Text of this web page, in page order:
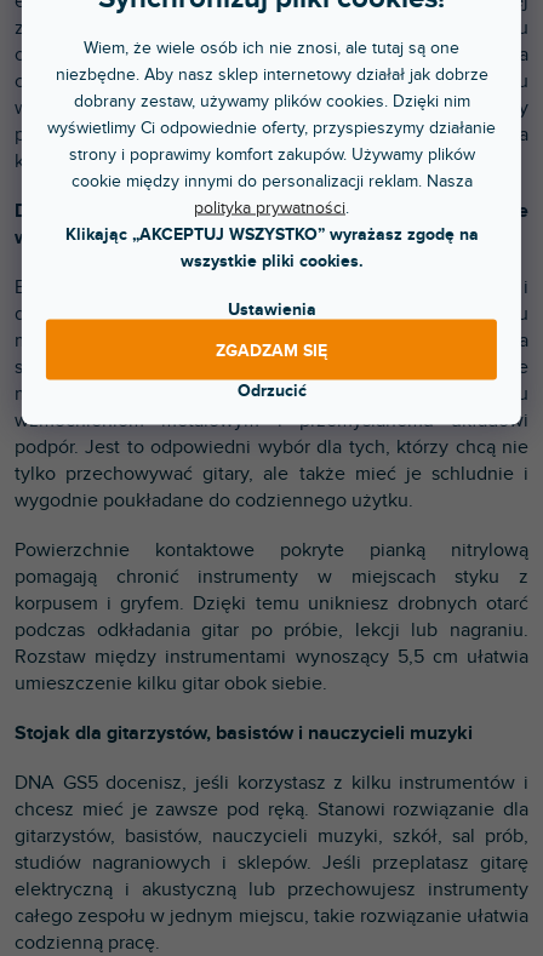
Wiem, że wiele osób ich nie znosi, ale tutaj są one
niezbędne. Aby nasz sklep internetowy działał jak dobrze
dobrany zestaw, używamy plików cookies. Dzięki nim
wyświetlimy Ci odpowiednie oferty, przyspieszymy działanie
strony i poprawimy komfort zakupów. Używamy plików
cookie między innymi do personalizacji reklam. Nasza
polityka prywatności.
Klikając „AKCEPTUJ WSZYSTKO” wyrażasz zgodę na
wszystkie pliki cookies.
Ustawienia
Odrzucić
ZGADZAM SIĘ
zorganizować przestrzeń, ponieważ zamiast kilku
oddzielnych stojaków zyskasz jedno stabilne miejsce dla
całego zestawu instrumentów. Podczas próby zespołu
wystarczy sięgnąć po wybraną gitarę, podczas gdy
pozostałe stoją prosto, bez chaosu i ryzyka uszkodzenia
korpusów o otaczające przedmioty.
Drewniany stojak, który chroni instrumenty i dobrze
wygląda w każdej przestrzeni
Bukowa konstrukcja nadaje stojakowi estetyczny wygląd i
dobrze komponuje się z instrumentami w studiu, pokoju
muzycznym lub sali prób. Naturalne wykończenie drewna
sprawia, że wygląda ono cieplej niż typowe konstrukcje
metalowe, a całość zachowuje stabilność dzięki czemu
wzmocnieniom metalowym i przemyślanemu układowi
podpór. Jest to odpowiedni wybór dla tych, którzy chcą nie
tylko przechowywać gitary, ale także mieć je schludnie i
wygodnie poukładane do codziennego użytku.
Powierzchnie kontaktowe pokryte pianką nitrylową
pomagają chronić instrumenty w miejscach styku z
korpusem i gryfem. Dzięki temu unikniesz drobnych otarć
podczas odkładania gitar po próbie, lekcji lub nagraniu.
Rozstaw między instrumentami wynoszący 5,5 cm ułatwia
umieszczenie kilku gitar obok siebie.
Stojak dla gitarzystów, basistów i nauczycieli muzyki
DNA GS5 docenisz, jeśli korzystasz z kilku instrumentów i
chcesz mieć je zawsze pod ręką. Stanowi rozwiązanie dla
gitarzystów, basistów, nauczycieli muzyki, szkół, sal prób,
studiów nagraniowych i sklepów. Jeśli przeplatasz gitarę
elektryczną i akustyczną lub przechowujesz instrumenty
całego zespołu w jednym miejscu, takie rozwiązanie ułatwia
codzienną pracę.